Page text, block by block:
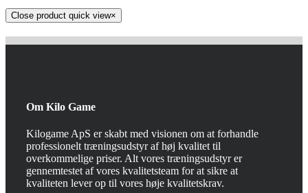
Close product quick view×
Om Kilo Game
Kilogame ApS er skabt med visionen om at forhandle
professionelt træningsudstyr af høj kvalitet til
overkommelige priser. Alt vores træningsudstyr er
gennemtestet af vores kvalitetsteam for at sikre at
kvaliteten lever op til vores høje kvalitetskrav.